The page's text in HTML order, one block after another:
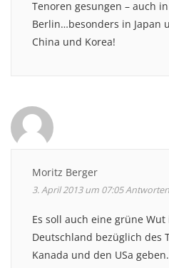
Tenoren gesungen – auch
Berlin…besonders in Japan
China und Korea!
Moritz Berger
3. April 2013 um 07:05Antworten
Es soll auch eine grüne
Deutschland bezüglich des
Kanada und den USa geben.